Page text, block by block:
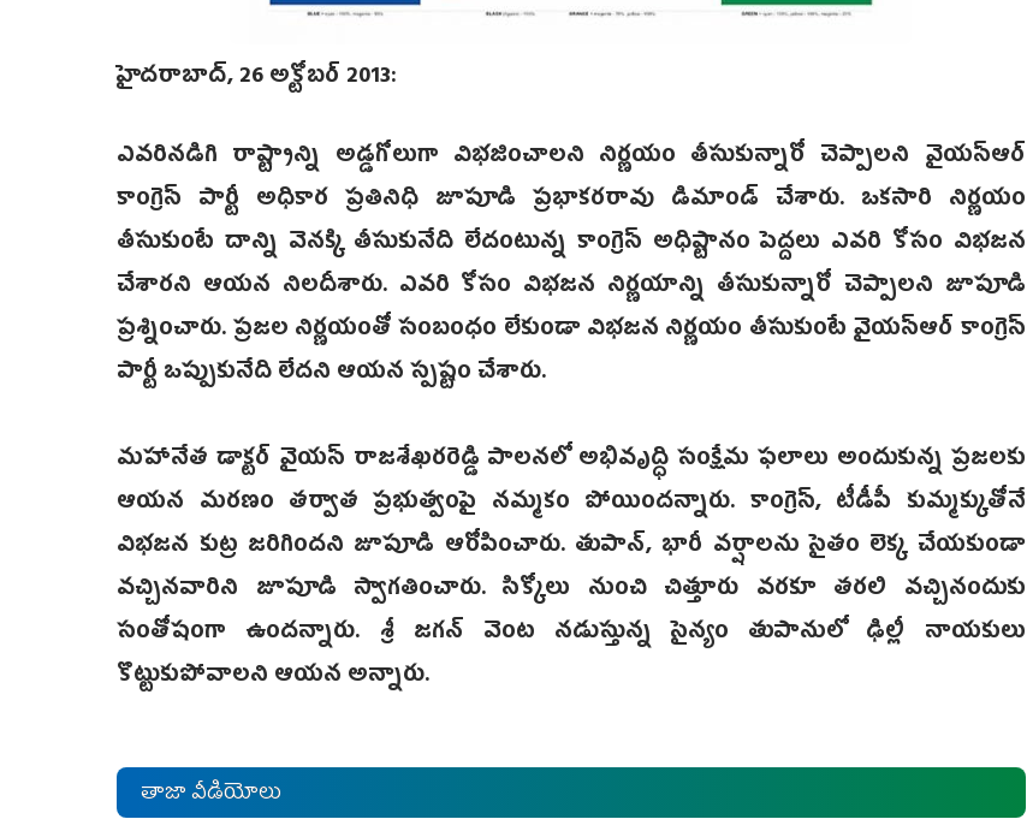
హైదరాబాద్, 26 అక్టోబర్ 2013:
ఎవరినడిగి రాష్ట్రాన్ని అడ్డగోలుగా విభజించాలని నిర్ణయం తీసుకున్నారో చెప్పాలని వైయస్ఆర్
కాంగ్రె‌స్ పార్టీ ‌అధికార ప్రతినిధి జూపూడి ప్రభాకరరావు డిమాండ్ చేశారు. ఒకసారి నిర్ణయం
తీసుకుంటే దాన్ని వెనక్కి తీసుకునేది లేదంటున్న కాంగ్రె‌స్ అధిష్టానం పెద్దలు ఎవరి కోసం విభజన
చేశారని ఆయన నిలదీశారు. ఎవరి కోసం విభజన నిర్ణయాన్ని తీసుకున్నారో చెప్పాలని జూపూడి
ప్రశ్నించారు. ప్రజల నిర్ణయంతో సంబంధం లేకుండా విభజన నిర్ణయం తీసుకుంటే వై‌యస్ఆర్ కాంగ్రె‌స్
పార్టీ ఒప్పుకునేది లేదని ఆయన స్పష్టం చేశారు.
‌మహానేత డాక్టర్‌ వైయస్‌ రాజశేఖరరెడ్డి పాలనలో అభివృద్ధి సంక్షేమ ఫలాలు అందుకున్న ప్రజలకు
ఆయన మరణం తర్వాత ప్రభుత్వంపై నమ్మకం పోయిందన్నారు. కాంగ్రెస్, టీడీపీ కుమ్మక్కుతోనే
విభజన కుట్ర జరిగిందని జూపూడి ఆరోపించారు. తుపాన్, భారీ వర్షాలను సైతం లెక్క చేయకుండా
వచ్చినవారిని జూపూడి స్వాగతించారు. సిక్కోలు నుంచి చిత్తూరు వరకూ తరలి వచ్చినందుకు
సంతోషంగా ఉందన్నారు. శ్రీ జగన్ వెంట నడుస్తున్న సైన్యం తుపానులో ఢిల్లీ నాయకులు
కొట్టుకుపోవాలని ఆయన అన్నారు.
తాజా వీడియోలు